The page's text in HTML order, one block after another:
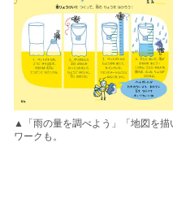
▲「雨の量を調べよう」「地図を
ワークも。